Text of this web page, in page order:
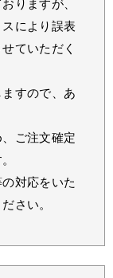
りますが、
により誤表
ていただく
すので、あ
ご注文確定
対応をいた
さい。